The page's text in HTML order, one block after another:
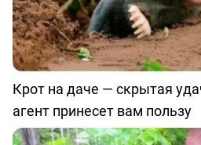
Крот на даче — скрытая
агент принесет вам пользу